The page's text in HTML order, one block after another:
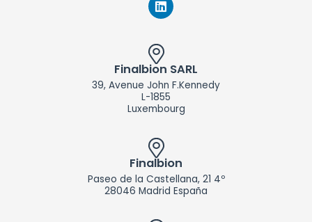
L
i
k
e
d
n
Finalbion SARL
39, Avenue John F.Kennedy
L-1855
Luxembourg
Finalbion
Paseo de la Castellana, 21 4º
28046 Madrid España